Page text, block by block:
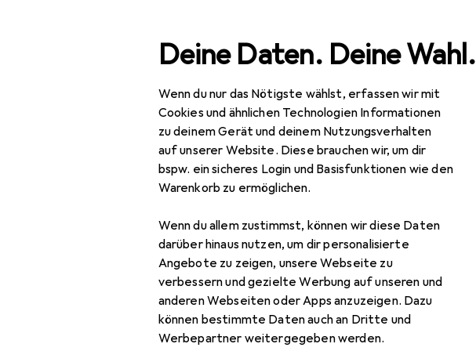
Deine Daten. Deine Wahl.
Wenn du nur das Nötigste wählst, erfassen wir mit
Cookies und ähnlichen Technologien Informationen
zu deinem Gerät und deinem Nutzungsverhalten
auf unserer Website. Diese brauchen wir, um dir
bspw. ein sicheres Login und Basisfunktionen wie den
Warenkorb zu ermöglichen.
Wenn du allem zustimmst, können wir diese Daten
darüber hinaus nutzen, um dir personalisierte
Angebote zu zeigen, unsere Webseite zu
verbessern und gezielte Werbung auf unseren und
anderen Webseiten oder Apps anzuzeigen. Dazu
können bestimmte Daten auch an Dritte und
Werbepartner weitergegeben werden.
Navigation nach Kategorien Gesamtsortiment Baumarkt + Garten